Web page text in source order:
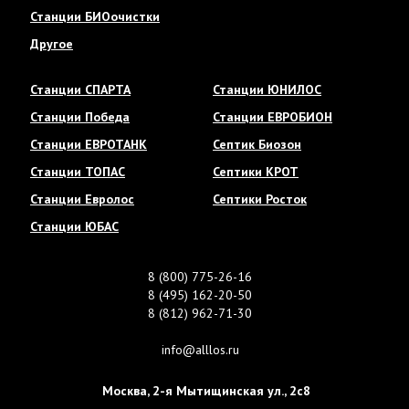
Станции БИОочистки
Другое
Станции СПАРТА
Станции Победа
Станции ЕВРОТАНК
Станции ТОПАС
Станции Евролос
Станции ЮБАС
Станции ЮНИЛОС
Станции ЕВРОБИОН
Септик Биозон
Септики КРОТ
Септики Росток
8 (800) 775-26-16
8 (495) 162-20-50
8 (812) 962-71-30
info@alllos.ru
Москва, 2-я Мытищинская ул., 2с8